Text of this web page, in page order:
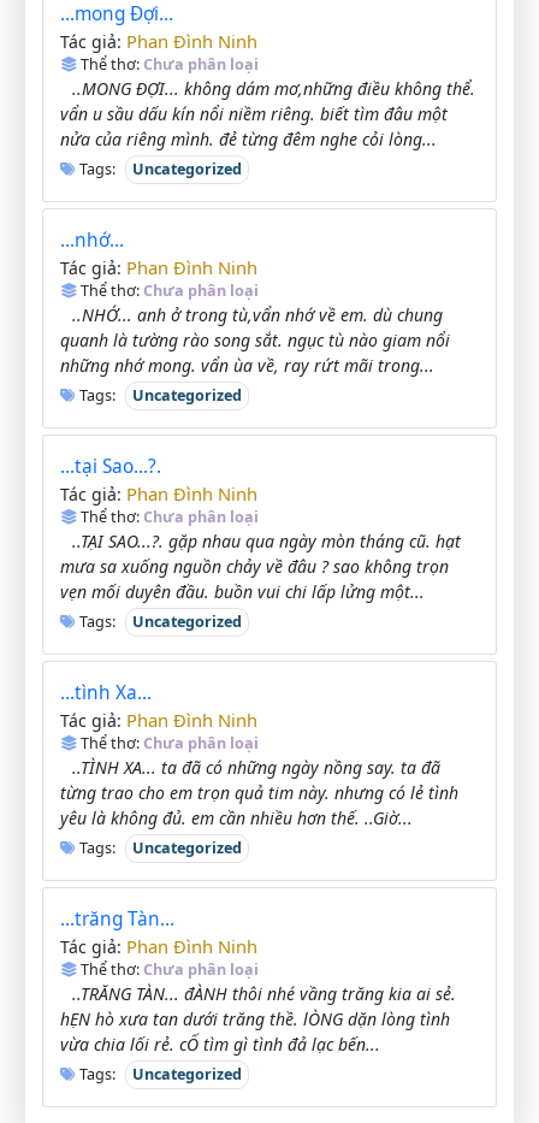
...mong Đợi...
Tác giả: Phan Đình Ninh
Thể thơ:Chưa phân loại
..MONG ĐỢI... không dám mơ,những điều không thể.
vẩn u sầu dấu kín nổi niềm riêng. biết tìm đâu một
nửa của riêng mình. đẻ từng đêm nghe cỏi lòng...
Tags: Uncategorized
...nhớ...
Tác giả: Phan Đình Ninh
Thể thơ:Chưa phân loại
..NHỚ... anh ở trong tù,vẩn nhớ về em. dù chung
quanh là tường rào song sắt. ngục tù nào giam nổi
những nhớ mong. vẩn ùa về, ray rứt mãi trong...
Tags: Uncategorized
...tại Sao...?.
Tác giả: Phan Đình Ninh
Thể thơ:Chưa phân loại
..TẠI SAO...?. gặp nhau qua ngày mòn tháng cũ. hạt
mưa sa xuống nguồn chảy về đâu ? sao không trọn
vẹn mối duyên đầu. buồn vui chi lấp lửng một...
Tags: Uncategorized
...tình Xa...
Tác giả: Phan Đình Ninh
Thể thơ:Chưa phân loại
..TÌNH XA... ta đã có những ngày nồng say. ta đã
từng trao cho em trọn quả tim này. nhưng có lẻ tình
yêu là không đủ. em cần nhiều hơn thế. ..Giờ...
Tags: Uncategorized
...trăng Tàn...
Tác giả: Phan Đình Ninh
Thể thơ:Chưa phân loại
..TRĂNG TÀN... đÀNH thôi nhé vầng trăng kia ai sẻ.
hẸN hò xưa tan dưới trăng thề. lÒNG dặn lòng tình
vừa chia lối rẻ. cỐ tìm gì tình đả lạc bến...
Tags: Uncategorized